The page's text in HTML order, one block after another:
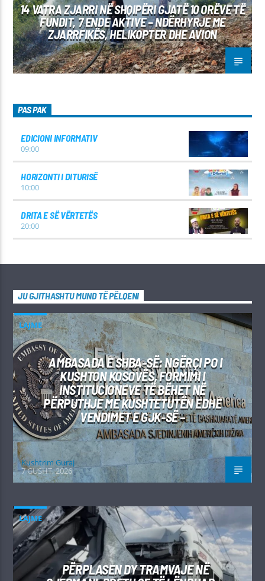
14 VATRA ZJARRI NË SHQIPËRI GJATË 10 ORËVE TË
FUNDIT, 7 ENDE AKTIVE – NDËRHYRJE ME
ZJARRFIKËS, HELIKOPTER DHE AVION
PAS PAK
EDICIONI INFORMATIV
09:00
HORIZONTI I DITURISË
10:00
DRITA E SË VËRTETËS
20:00
JU GJITHASHTU MUND TË PËLQENI
LAJME
AMBASADA E SHBA-SË: NGËRÇI PO I
KUSHTON KOSOVËS, FORMIMI I
INSTITUCIONEVE TË BËHET NË
PËRPUTHJE ME KUSHTETUTËN EDHE
VENDIMET E GJK-SË –
Kushtrim Guraj
7 GUSHT, 2026
LAJME
PËRPLASEN DY TRAMVAJE NË